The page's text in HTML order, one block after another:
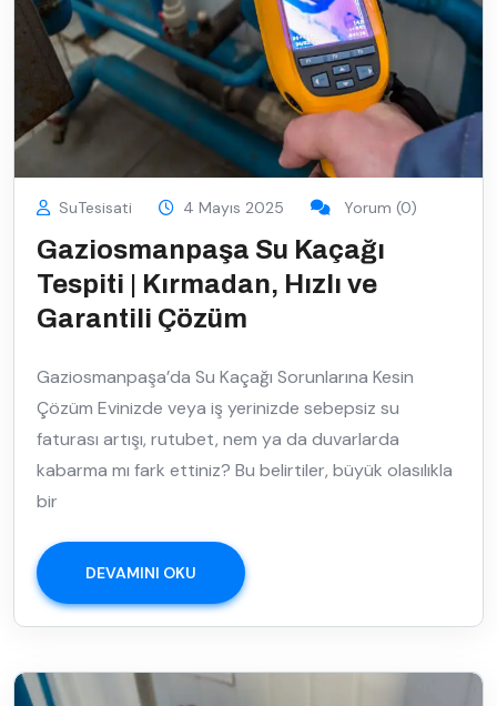
SuTesisati 4 Mayıs 2025 Yorum (0)
Gaziosmanpaşa Su Kaçağı
Tespiti | Kırmadan, Hızlı ve
Garantili Çözüm
Gaziosmanpaşa’da Su Kaçağı Sorunlarına Kesin
Çözüm Evinizde veya iş yerinizde sebepsiz su
faturası artışı, rutubet, nem ya da duvarlarda
kabarma mı fark ettiniz? Bu belirtiler, büyük olasılıkla
bir
DEVAMINI OKU